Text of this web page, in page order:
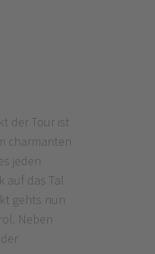
der Tour ist
charmanten
jeden
auf das Tal
gehts nun
Neben